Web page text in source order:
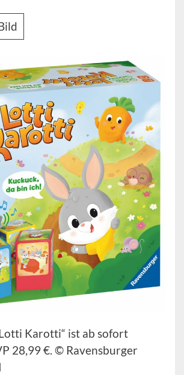
Karotti“ ist ab sofort
28,99 €. © Ravensburger